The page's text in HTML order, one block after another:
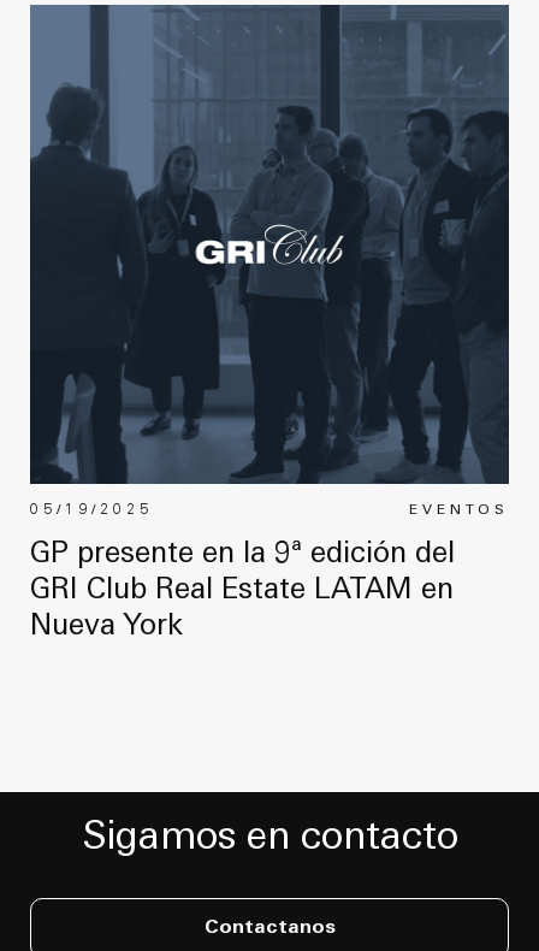
EVENTOS
05/19/2025
GP presente en la 9ª edición del
GRI Club Real Estate LATAM en
Nueva York
Sigamos en contacto
Contactanos